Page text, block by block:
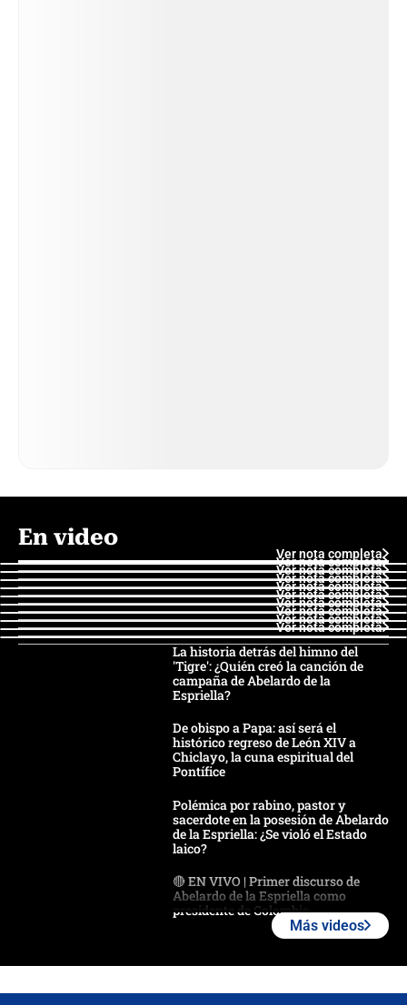
En video
Ver nota completa
Ver nota completa
Ver nota completa
Ver nota completa
Ver nota completa
Ver nota completa
Ver nota completa
Ver nota completa
Ver nota completa
Ver nota completa
La historia detrás del himno del
'Tigre': ¿Quién creó la canción de
campaña de Abelardo de la
Espriella?
De obispo a Papa: así será el
histórico regreso de León XIV a
Chiclayo, la cuna espiritual del
Pontífice
Polémica por rabino, pastor y
sacerdote en la posesión de Abelardo
de la Espriella: ¿Se violó el Estado
laico?
🔴 EN VIVO | Primer discurso de
Abelardo de la Espriella como
presidente de Colombia
Más videos